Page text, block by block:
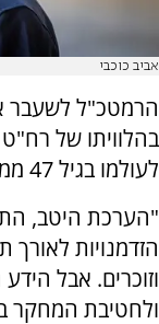
אביב כוכבי
הרמטכ"ל לשעבר
בהלוויתו של
לעולמו בגיל 47 ממחלה קשה.
"הערכת היטב,
הזדמנויות לאורך
וזוכרים. אבל